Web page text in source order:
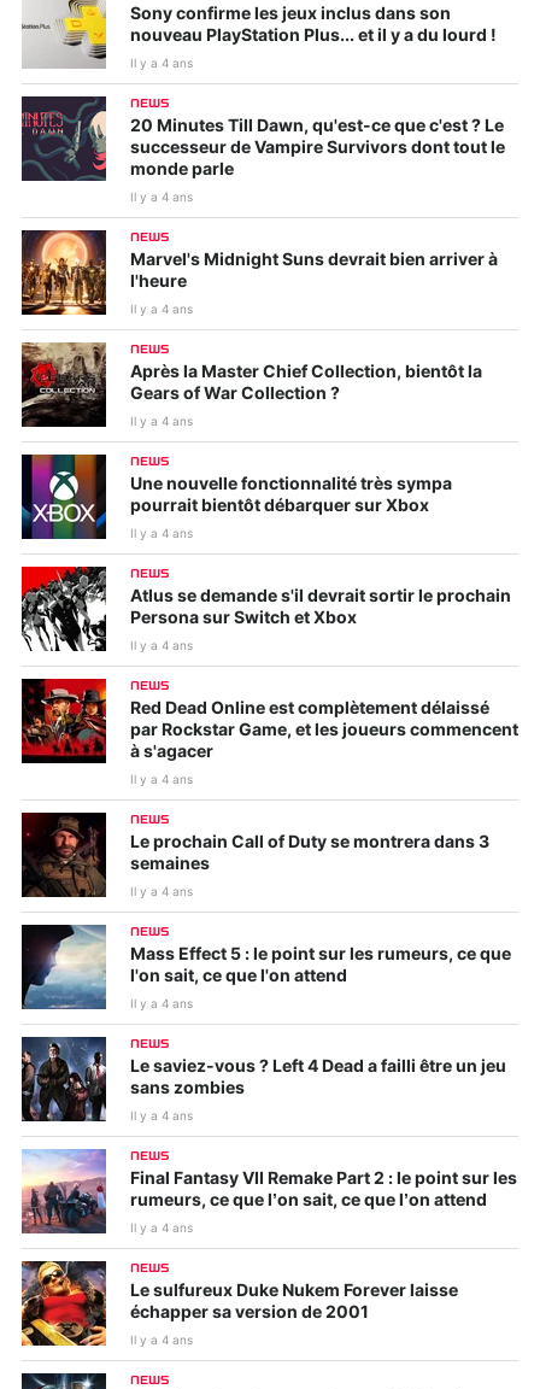
Sony confirme les jeux inclus dans son
nouveau PlayStation Plus... et il y a du lourd !
Il y a 4 ans
NEWS
20 Minutes Till Dawn, qu'est-ce que c'est ? Le
successeur de Vampire Survivors dont tout le
monde parle
Il y a 4 ans
NEWS
Marvel's Midnight Suns devrait bien arriver à
l'heure
Il y a 4 ans
NEWS
Après la Master Chief Collection, bientôt la
Gears of War Collection ?
Il y a 4 ans
NEWS
Une nouvelle fonctionnalité très sympa
pourrait bientôt débarquer sur Xbox
Il y a 4 ans
NEWS
Atlus se demande s'il devrait sortir le prochain
Persona sur Switch et Xbox
Il y a 4 ans
NEWS
Red Dead Online est complètement délaissé
par Rockstar Game, et les joueurs commencent
à s'agacer
Il y a 4 ans
NEWS
Le prochain Call of Duty se montrera dans 3
semaines
Il y a 4 ans
NEWS
Mass Effect 5 : le point sur les rumeurs, ce que
l'on sait, ce que l'on attend
Il y a 4 ans
NEWS
Le saviez-vous ? Left 4 Dead a failli être un jeu
sans zombies
Il y a 4 ans
NEWS
Final Fantasy VII Remake Part 2 : le point sur les
rumeurs, ce que l’on sait, ce que l’on attend
Il y a 4 ans
NEWS
Le sulfureux Duke Nukem Forever laisse
échapper sa version de 2001
Il y a 4 ans
NEWS